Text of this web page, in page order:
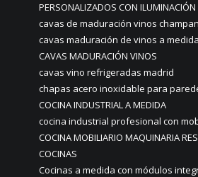
PERSONALIZADOS CON ILUMINACIÓN
cavas de maduración vinos
cavas maduración de vinos a medida
CAVAS MADURACIÓN VINOS
cavas vino refrigeradas madrid
chapas acero inoxidable para
COCINA INDUSTRIAL A MEDIDA
cocina industrial profesional con
COCINA MOBILIARIO MAQUINARIA
COCINAS
Cocinas a medida con módulos